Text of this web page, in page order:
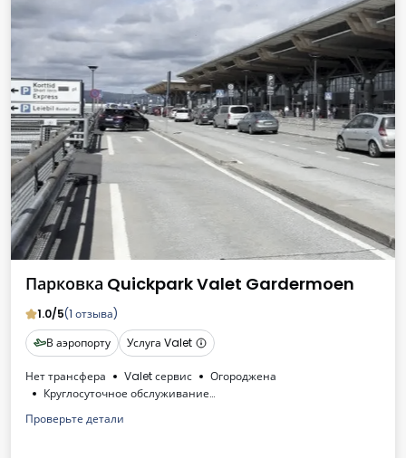
Парковка Quickpark Valet Gardermoen
1.0/5(1 отзыва)
В аэропорту
Услуга Valet
Нет трансфера Valet сервис
Огороджена
Круглосуточное обслуживание
Счет от оператора автостоянки
Проверьте детали